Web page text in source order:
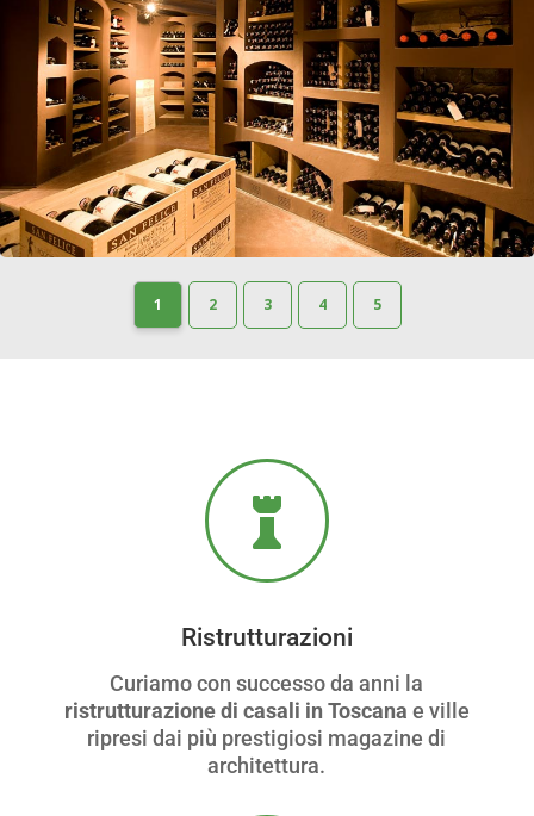
1 2 3 4 5

Ristrutturazioni
Curiamo con successo da anni la
ristrutturazione di casali in Toscana e ville
ripresi dai più prestigiosi magazine di
architettura.